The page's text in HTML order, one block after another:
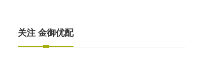
关注 金御优配